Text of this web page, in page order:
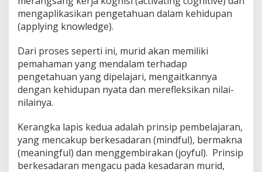
mengaplikasikan pengetahuan dalam kehidupan
(applying knowledge).
Dari proses seperti ini, murid akan memiliki
pemahaman yang mendalam terhadap
pengetahuan yang dipelajari, mengaitkannya
dengan kehidupan nyata dan merefleksikan nilai-
nilainya.
Kerangka lapis kedua adalah prinsip pembelajaran,
yang mencakup berkesadaran (mindful), bermakna
(meaningful) dan menggembirakan (joyful). Prinsip
berkesadaran mengacu pada kesadaran murid,